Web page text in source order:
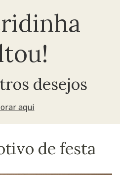
desejos
aqui
de festa